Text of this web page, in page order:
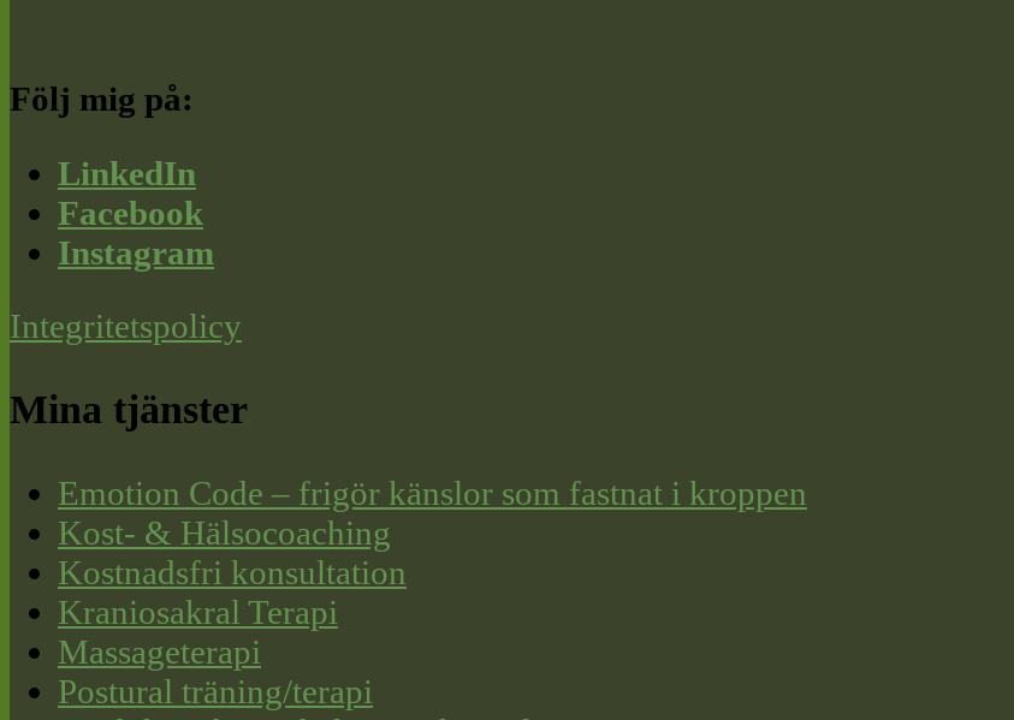
Följ mig på:
LinkedIn
Facebook
Instagram
Integritetspolicy
Mina tjänster
Emotion Code – frigör känslor som fastnat i kroppen
Kost- & Hälsocoaching
Kostnadsfri konsultation
Kraniosakral Terapi
Massageterapi
Postural träning/terapi